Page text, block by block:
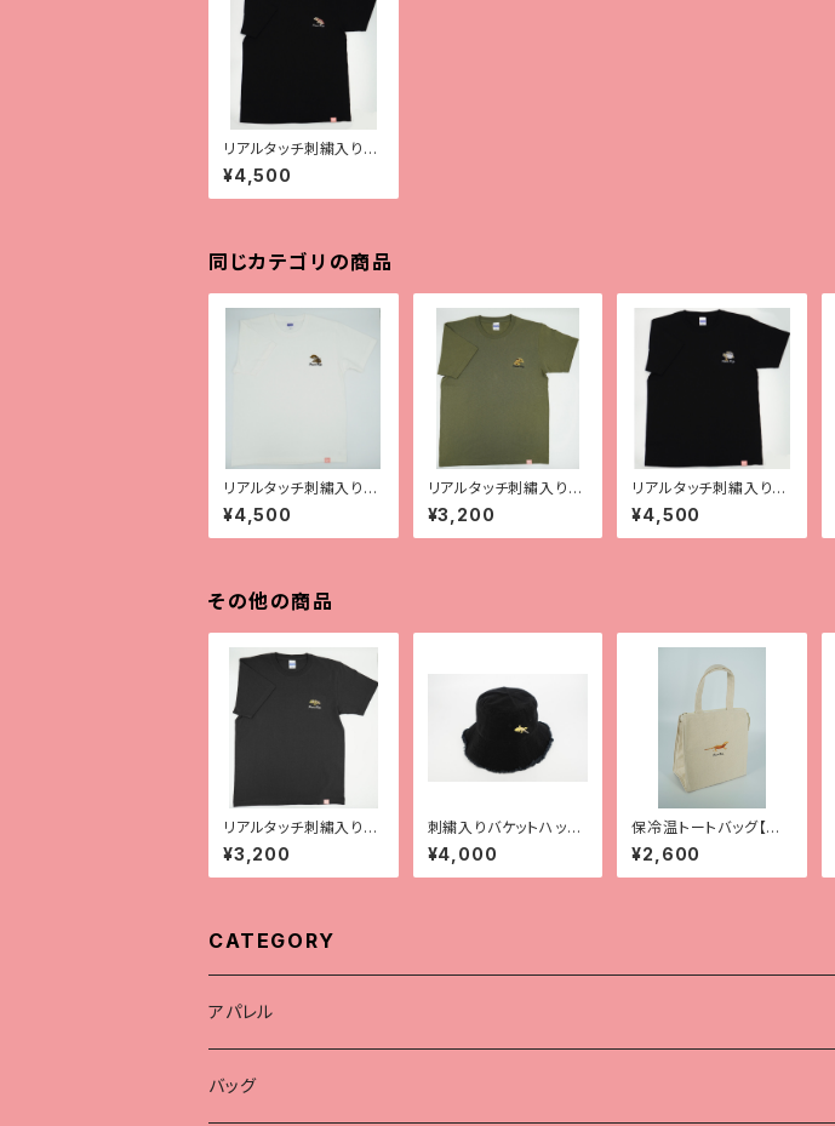
リアルタッチ刺繍入りT
シャツ【ガーゴイルゲッ
コー】
¥4,500
同じカテゴリの商品
リアルタッチ刺繡入りT
シャツ【サラシノ】
¥4,500
リアルタッチ刺繡入りT
シャツ【クレス】
¥3,200
リアルタッチ刺繡入りT
シャツ【レオパ（ハイイエ
ロー）】
¥4,500
その他の商品
リアルタッチ刺繡入りT
シャツ【チャホウア】
¥3,200
刺繍入りバケットハット
【Type2】
¥4,000
保冷温トートバッグ【全9
種】
¥2,600
CATEGORY
アパレル
Tシャツ
バッグ